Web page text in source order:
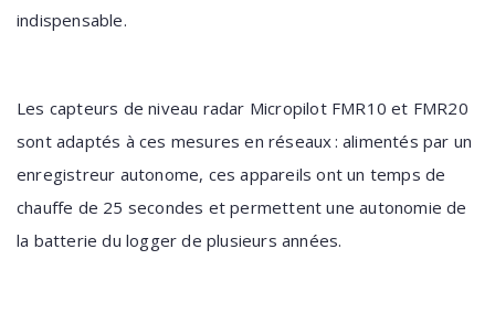
indispensable.
Les capteurs de niveau radar Micropilot FMR10 et FMR20
sont adaptés à ces mesures en réseaux : alimentés par un
enregistreur autonome, ces appareils ont un temps de
chauffe de 25 secondes et permettent une autonomie de
la batterie du logger de plusieurs années.